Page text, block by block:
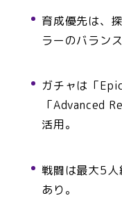
育成優先は、
ラーのバランス
ガチャは「
「Advanced
活用。
戦闘は最大5
あり。